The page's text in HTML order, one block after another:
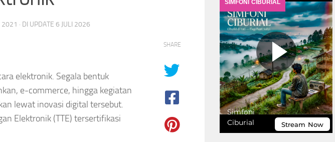
2021 · DI UPDATE 6 JULI 2026
elektronik. Segala bentuk
e-commerce, hingga kegiatan
lewat inovasi digital tersebut.
Elektronik (TTE) tersertifikasi
SHARE